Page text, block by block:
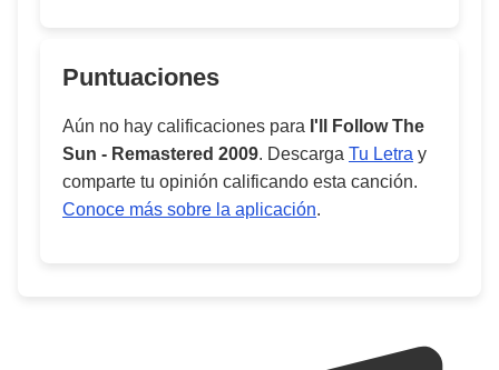
Puntuaciones
Aún no hay calificaciones para I'll Follow The
Sun - Remastered 2009. Descarga Tu Letra y
comparte tu opinión calificando esta canción.
Conoce más sobre la aplicación.